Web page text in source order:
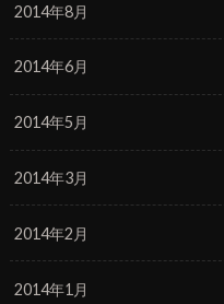
2014年8月
2014年6月
2014年5月
2014年3月
2014年2月
2014年1月